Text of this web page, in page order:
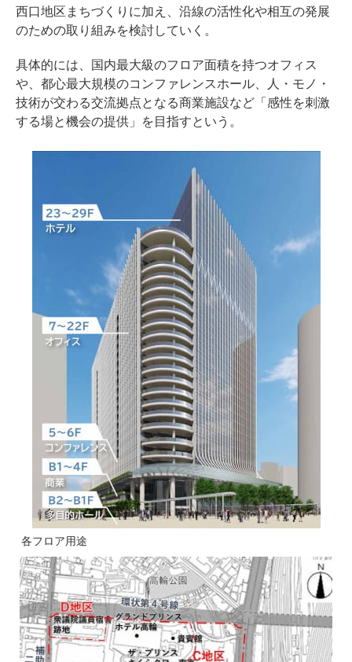
西口地区まちづくりに加え、沿線の活性化や相互の発展
のための取り組みを検討していく。
具体的には、国内最大級のフロア面積を持つオフィス
や、都心最大規模のコンファレンスホール、人・モノ・
技術が交わる交流拠点となる商業施設など「感性を刺激
する場と機会の提供」を目指すという。
各フロア用途